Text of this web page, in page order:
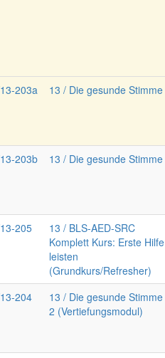
203a 13 / Die gesunde Stimme
203b 13 / Die gesunde Stimme
205
13 / BLS-AED-SRC
Komplett Kurs: Erste Hilfe
leisten
(Grundkurs/Refresher)
204
13 / Die gesunde Stimme
2 (Vertiefungsmodul)